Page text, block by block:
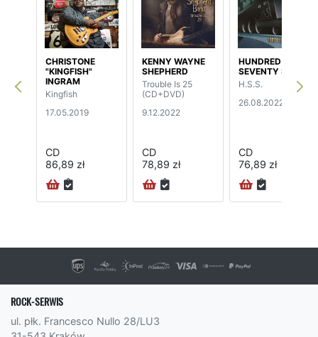
CHRISTONE
"KINGFISH"
INGRAM
Kingfish
17.05.2019
CD
86,89 zł
KENNY WAYNE
SHEPHERD
Trouble Is 25
(CD+DVD)
9.12.2022
CD
78,89 zł
HUNDRED
SEVENTY SPLIT
H.S.S.
26.08.2022
CD
76,89 zł
ROCK-SERWIS
ul. płk. Francesco Nullo 28/LU3